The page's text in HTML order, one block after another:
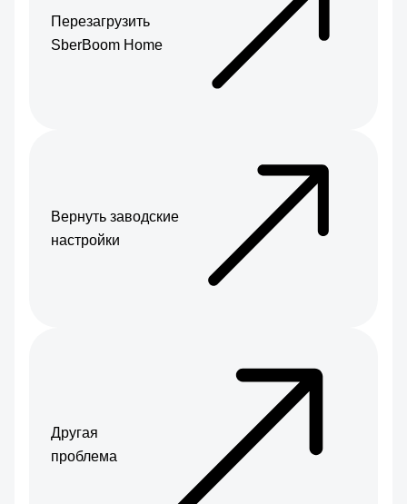
Перезагрузить
SberBoom Home
Вернуть заводские
настройки
Другая
проблема